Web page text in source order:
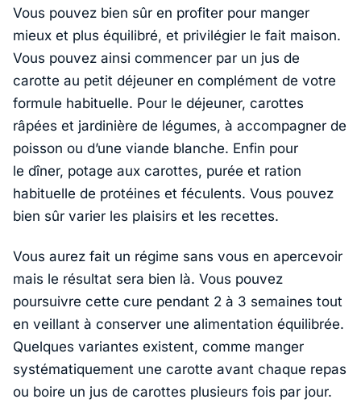
Vous pouvez bien sûr en profiter pour manger
mieux et plus équilibré, et privilégier le fait maison.
Vous pouvez ainsi commencer par un jus de
carotte au petit déjeuner en complément de votre
formule habituelle. Pour le déjeuner, carottes
râpées et jardinière de légumes, à accompagner de
poisson ou d’une viande blanche. Enfin pour
le dîner, potage aux carottes, purée et ration
habituelle de protéines et féculents. Vous pouvez
bien sûr varier les plaisirs et les recettes.
Vous aurez fait un régime sans vous en apercevoir
mais le résultat sera bien là. Vous pouvez
poursuivre cette cure pendant 2 à 3 semaines tout
en veillant à conserver une alimentation équilibrée.
Quelques variantes existent, comme manger
systématiquement une carotte avant chaque repas
ou boire un jus de carottes plusieurs fois par jour.